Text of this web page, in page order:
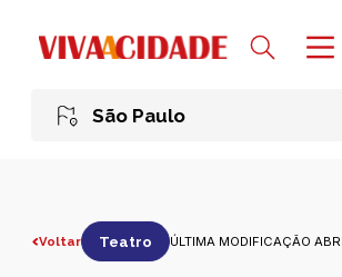
São Paulo
Voltar Teatro ÚLTIMA MODIFICAÇÃO